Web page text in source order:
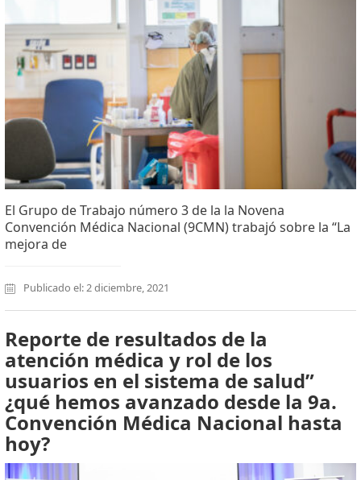
El Grupo de Trabajo número 3 de la la Novena
Convención Médica Nacional (9CMN) trabajó sobre la “La
mejora de
Publicado el: 2 diciembre, 2021
Reporte de resultados de la
atención médica y rol de los
usuarios en el sistema de salud”
¿qué hemos avanzado desde la 9a.
Convención Médica Nacional hasta
hoy?